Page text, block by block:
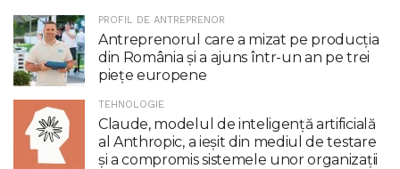
PROFIL DE ANTREPRENOR
Antreprenorul care a mizat pe producția
din România și a ajuns într-un an pe trei
piețe europene
TEHNOLOGIE
Claude, modelul de inteligenţă artificială
al Anthropic, a ieşit din mediul de testare
şi a compromis sistemele unor organizaţii